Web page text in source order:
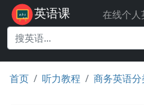
英语课 在线个人
首页 听力教程 商务英语